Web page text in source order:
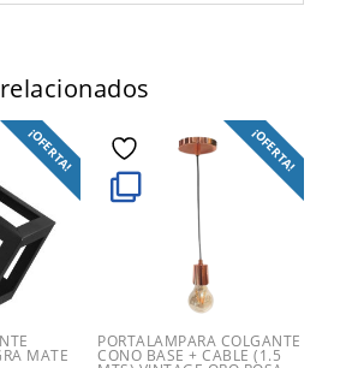
¡OFERTA!
MATE
¡OFERTA!
PORTALAMPARA COLGANTE
CONO BASE + CABLE (1.5